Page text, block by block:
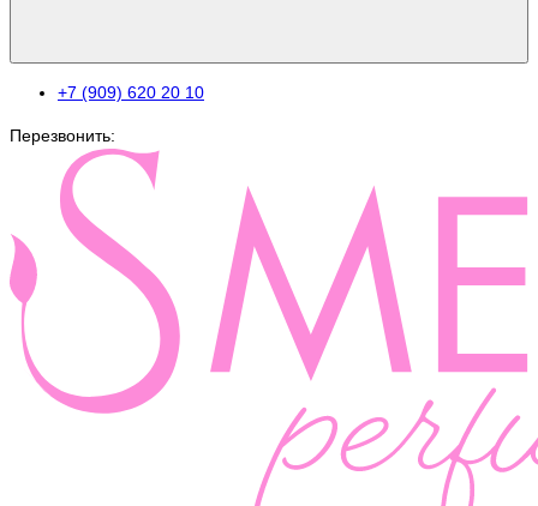
+7 (909) 620 20 10
Перезвонить: